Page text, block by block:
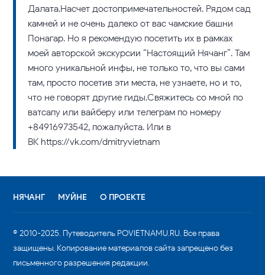
Далата.Насчет достопримечательностей. Рядом сад
камней и не очень далеко от вас чамские башни
Понагар. Но я рекомендую посетить их в рамках
моей авторской экскурсии “Настоящий Нячанг”. Там
много уникальной инфы, не только то, что вы сами
там, просто посетив эти места, не узнаете, но и то,
что не говорят другие гиды.Свяжитесь со мной по
ватсапу или вайберу или телеграм по номеру
+84916973542, пожалуйста. Или в
ВК https://vk.com/dmitryvietnam
НЯЧАНГ МУЙНЕ О ПРОЕКТЕ
© 2010-2025. Путеводитель POVIETNAMU.RU. Все права
защищены. Копирование материалов сайта запрещено без
письменного разрешения редакции.